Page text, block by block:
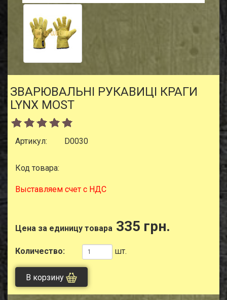
ЗВАРЮВАЛЬНІ РУКАВИЦІ КРАГИ
LYNX MOST
Артикул: D0030
Код товара:
Выставляем счет с НДС
Цена за единицу товара 335 грн.
Количество: шт.
В корзину